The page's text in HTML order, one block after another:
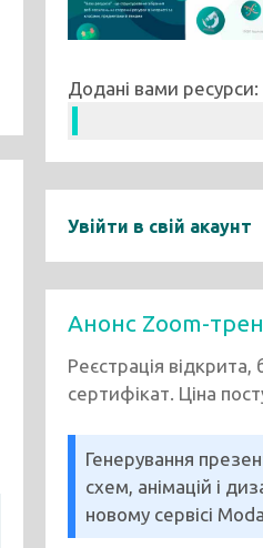
Додані вами
Увійти в свій акаунт
Анонс Zoom-
Реєстрація відкрита,
сертифікат. Ціна
Генерування
схем, анімацій і
новому сервісі Moda